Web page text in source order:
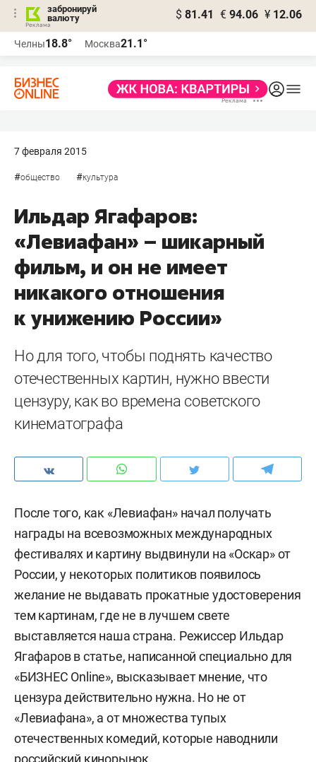
забронируй
валюту
$ 81.41 € 94.06 ¥ 12.06
Челны18.8° Москва21.1°
7 февраля 2015
#общество #культура
Ильдар Ягафаров:
«Левиафан» – шикарный
фильм, и он не имеет
никакого отношения
к унижению России»
Но для того, чтобы поднять качество
отечественных картин, нужно ввести
цензуру, как во времена советского
кинематографа
После того, как «Левиафан» начал получать
награды на всевозможных международных
фестивалях и картину выдвинули на «Оскар» от
России, у некоторых политиков появилось
желание не выдавать прокатные удостоверения
тем картинам, где не в лучшем свете
выставляется наша страна. Режиссер Ильдар
Ягафаров в статье, написанной специально для
«БИЗНЕС Online», высказывает мнение, что
цензура действительно нужна. Но не от
«Левиафана», а от множества тупых
отечественных комедий, которые наводнили
российский кинорынок.